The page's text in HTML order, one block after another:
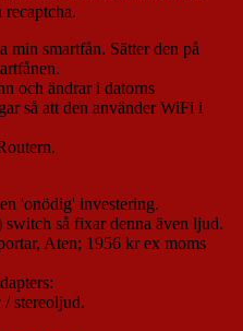
min smartfån. Sätter den på
och ändrar i datorns
så att den använder WiFi i
'onödig' investering.
så fixar denna även ljud.
Aten; 1956 kr ex moms
/ stereoljud.